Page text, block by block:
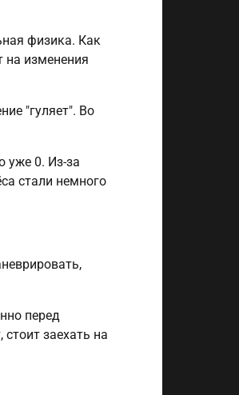
физика. Как
на изменения
"гуляет". Во
уже 0. Из-за
стали немного
перед
заехать на